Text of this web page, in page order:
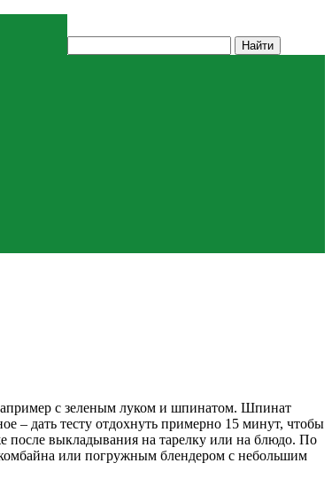
с зеленым луком и шпинатом. Шпинат
– дать тесту отдохнуть примерно 15 минут, чтобы
после выкладывания на тарелку или на блюдо. По
или погружным блендером с небольшим